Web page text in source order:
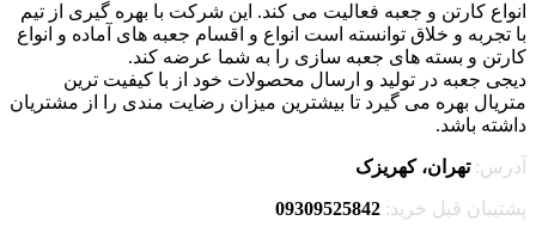
انواع کارتن و جعبه فعالیت می کند. این شرکت با بهره گیری از تیم
با تجربه و خلاق توانسته است انواع و اقسام جعبه های آماده و انواع
کارتن و بسته های جعبه سازی را به شما عرضه کند.
دیجی جعبه در تولید و ارسال محصولات خود از با کیفیت ترین
متریال بهره می گیرد تا بیشترین میزان رضایت مندی را از مشتریان
داشته باشد.
آدرس:تهران، کهریزک
پشتیبان قبل خرید: 09309525842